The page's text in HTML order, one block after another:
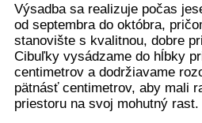
Výsadba sa realizuje počas
od septembra do októbra,
stanovište s kvalitnou, dobre
Cibuľky vysádzame do hĺbky
centimetrov a dodržiavame
pätnásť centimetrov, aby mali
priestoru na svoj mohutný rast.